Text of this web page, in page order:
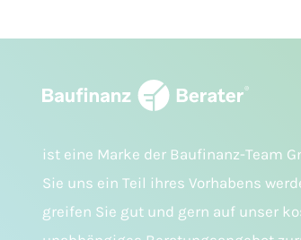
ist eine Marke der Baufinanz-Team
Sie uns ein Teil ihres Vorhabens
greifen Sie gut und gern auf unser